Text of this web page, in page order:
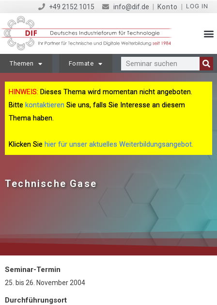
+49 2152 1015 info@dif.de Konto LOG IN
Themen Formate
HINWEIS: Dieses Thema wird momentan nicht angeboten.
Bitte kontaktieren Sie uns, falls Sie Interesse an diesem
Thema haben.
Klicken Sie hier für unser aktuelles Weiterbildungsangebot.
Technische Gase
Seminar-Termin
25. bis 26. November 2004
Durchführungsort